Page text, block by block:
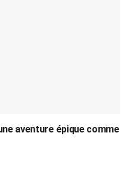
aventure épique comme